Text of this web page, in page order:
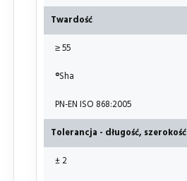
Twardość
≥ 55
°Sha
PN-EN ISO 868:2005
Tolerancja - długość, szerokość
± 2